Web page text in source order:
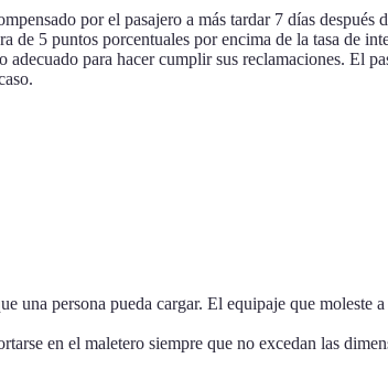
por el pasajero a más tardar 7 días después
de 5 puntos porcentuales por encima de la tasa de
para hacer cumplir sus reclamaciones. El
una persona pueda cargar. El equipaje que moleste
en el maletero siempre que no excedan las